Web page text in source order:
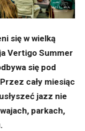
się w wielką
Vertigo Summer
się pod
cały miesiąc
jazz nie
parkach,